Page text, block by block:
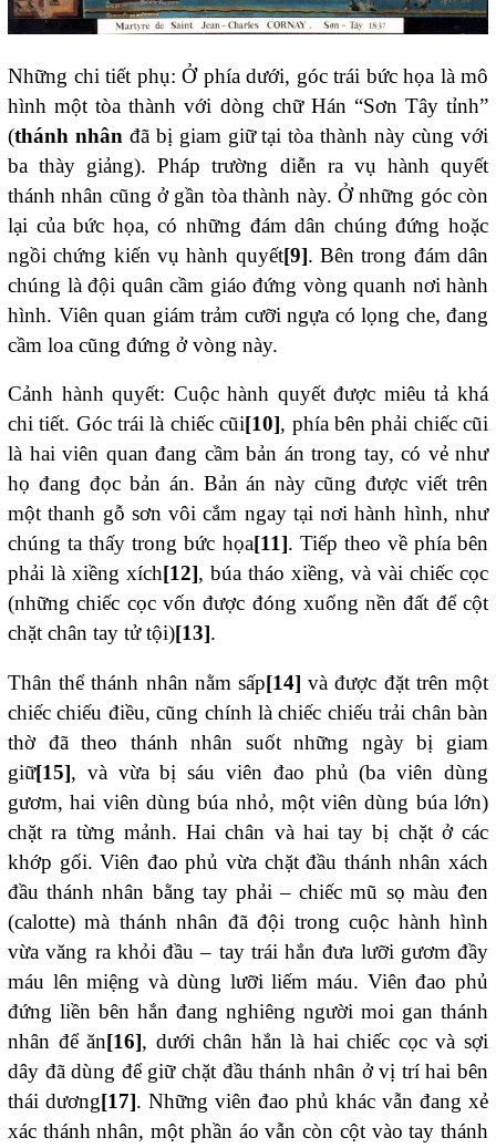
Những chi tiết phụ: Ở phía dưới, góc trái bức họa là mô
hình một tòa thành với dòng chữ Hán “Sơn Tây tỉnh”
(thánh nhân đã bị giam giữ tại tòa thành này cùng với
ba thày giảng). Pháp trường diễn ra vụ hành quyết
thánh nhân cũng ở gần tòa thành này. Ở những góc còn
lại của bức họa, có những đám dân chúng đứng hoặc
ngồi chứng kiến vụ hành quyết[9]. Bên trong đám dân
chúng là đội quân cầm giáo đứng vòng quanh nơi hành
hình. Viên quan giám trảm cưỡi ngựa có lọng che, đang
cầm loa cũng đứng ở vòng này.
Cảnh hành quyết: Cuộc hành quyết được miêu tả khá
chi tiết. Góc trái là chiếc cũi[10], phía bên phải chiếc cũi
là hai viên quan đang cầm bản án trong tay, có vẻ như
họ đang đọc bản án. Bản án này cũng được viết trên
một thanh gỗ sơn vôi cắm ngay tại nơi hành hình, như
chúng ta thấy trong bức họa[11]. Tiếp theo về phía bên
phải là xiềng xích[12], búa tháo xiềng, và vài chiếc cọc
(những chiếc cọc vốn được đóng xuống nền đất để cột
chặt chân tay tử tội)[13].
Thân thể thánh nhân nằm sấp[14] và được đặt trên một
chiếc chiếu điều, cũng chính là chiếc chiếu trải chân bàn
thờ đã theo thánh nhân suốt những ngày bị giam
giữ[15], và vừa bị sáu viên đao phủ (ba viên dùng
gươm, hai viên dùng búa nhỏ, một viên dùng búa lớn)
chặt ra từng mảnh. Hai chân và hai tay bị chặt ở các
khớp gối. Viên đao phủ vừa chặt đầu thánh nhân xách
đầu thánh nhân bằng tay phải – chiếc mũ sọ màu đen
(calotte) mà thánh nhân đã đội trong cuộc hành hình
vừa văng ra khỏi đầu – tay trái hắn đưa lưỡi gươm đầy
máu lên miệng và dùng lưỡi liếm máu. Viên đao phủ
đứng liền bên hắn đang nghiêng người moi gan thánh
nhân để ăn[16], dưới chân hắn là hai chiếc cọc và sợi
dây đã dùng để giữ chặt đầu thánh nhân ở vị trí hai bên
thái dương[17]. Những viên đao phủ khác vẫn đang xẻ
xác thánh nhân, một phần áo vẫn còn cột vào tay thánh